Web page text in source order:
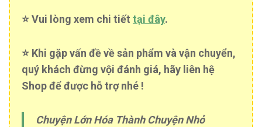
⭐️ Vui lòng xem chi tiết tại đây.
⭐️ Khi gặp vấn đề về sản phẩm và vận chuyển,
quý khách đừng vội đánh giá, hãy liên hệ
Shop để được hỗ trợ nhé !
Chuyện Lớn Hóa Thành Chuyện Nhỏ